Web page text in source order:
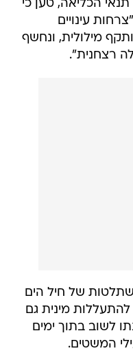
תנאי הכליאה, טען כי
עינויים
מילולית, ונחשף
רצחנית".
של חיל הים
מינית גם
לשוב בתוך ימים
המשטים.